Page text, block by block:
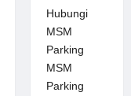
Hubungi
MSM
Parking
MSM
Parking